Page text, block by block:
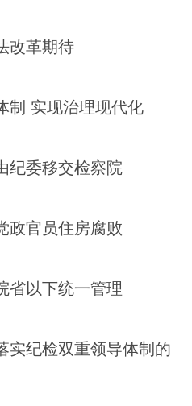
改革期待
制 实现治理现代化
纪委移交检察院
政官员住房腐败
省以下统一管理
实纪检双重领导体制的